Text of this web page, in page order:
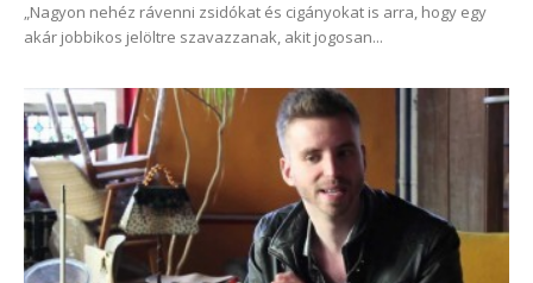
„Nagyon nehéz rávenni zsidókat és cigányokat is arra, hogy egy
akár jobbikos jelöltre szavazzanak, akit jogosan...